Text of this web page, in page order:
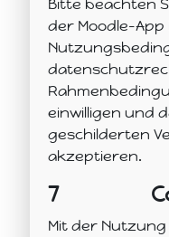
Bitte beachten
der Moodle-App
einwilligen und
geschilderten
akzeptieren.
7
Mit der Nutzung